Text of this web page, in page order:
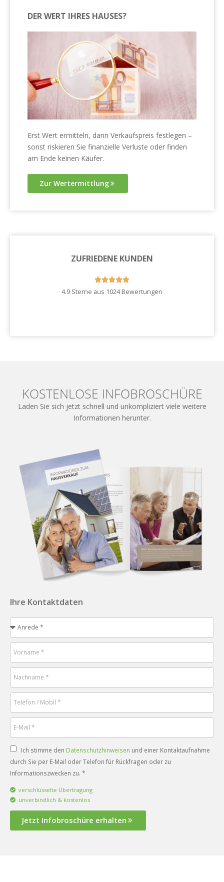
DER WERT IHRES HAUSES?
Erst Wert ermitteln, dann Verkaufspreis festlegen –
sonst riskieren Sie finanzielle Verluste oder finden
am Ende keinen Käufer.
Zur Wertermittlung
ZUFRIEDENE KUNDEN

4.9 Sterne aus 1024 Bewertungen
KOSTENLOSE INFOBROSCHÜRE
Laden Sie sich jetzt schnell und unkompliziert viele weitere
Informationen herunter.
Ihre Kontaktdaten
Ich stimme den Datenschutzhinweisen und einer Kontaktaufnahme
durch Sie per E-Mail oder Telefon für Rückfragen oder zu
Informationszwecken zu. *
verschlüsselte Übertragung
unverbindlich & kostenlos
Jetzt Infobroschüre erhalten